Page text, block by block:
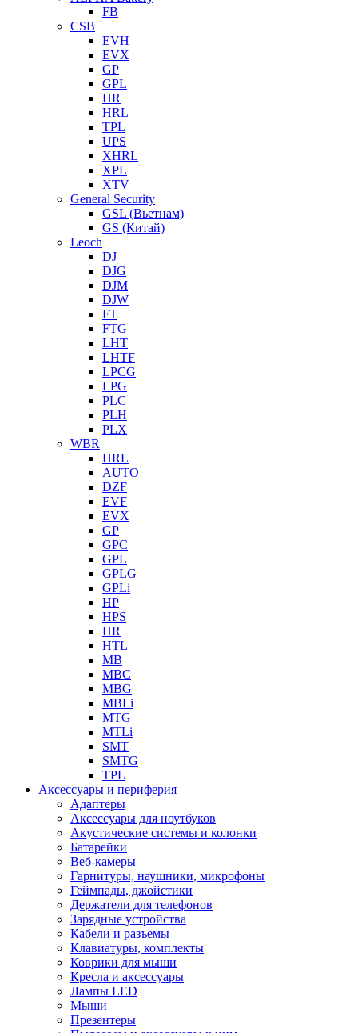
FB
CSB
EVH
EVX
GP
GPL
HR
HRL
TPL
UPS
XHRL
XPL
XTV
General Security
GSL (Вьетнам)
GS (Китай)
Leoch
DJ
DJG
DJM
DJW
FT
FTG
LHT
LHTF
LPCG
LPG
PLC
PLH
PLX
WBR
HRL
AUTO
DZF
EVF
EVX
GP
GPC
GPL
GPLG
GPLi
HP
HPS
HR
HTL
MB
MBC
MBG
MBLi
MTG
MTLi
SMT
SMTG
TPL
Аксессуары и периферия
Адаптеры
Аксессуары для ноутбуков
Акустические системы и колонки
Батарейки
Веб-камеры
Гарнитуры, наушники, микрофоны
Геймпады, джойстики
Держатели для телефонов
Зарядные устройства
Кабели и разъемы
Клавиатуры, комплекты
Коврики для мыши
Кресла и аксессуары
Лампы LED
Мыши
Презентеры